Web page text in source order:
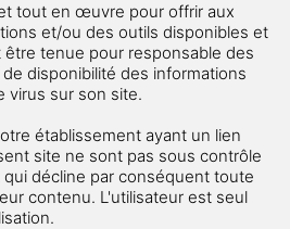
tout en œuvre pour offrir aux
et/ou des outils disponibles et
être tenue pour responsable des
disponibilité des informations
virus sur son site.
établissement ayant un lien
site ne sont pas sous contrôle
décline par conséquent toute
contenu. L'utilisateur est seul